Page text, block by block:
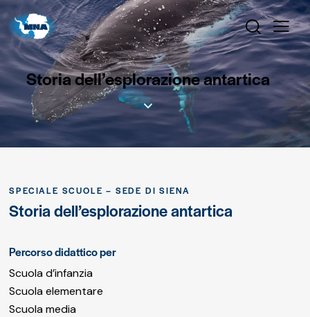
Storia dell’esplorazione antartica
SPECIALE SCUOLE – SEDE DI SIENA
Storia dell’esplorazione antartica
Percorso didattico per
Scuola d’infanzia
Scuola elementare
Scuola media